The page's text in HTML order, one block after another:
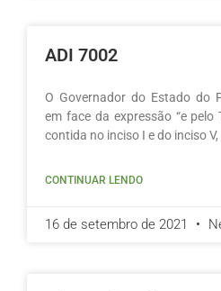
ADI 7002
O Governador do Estado do
em face da expressão “e pelo
contida no inciso I e do inciso V,
CONTINUAR LENDO
16 de setembro de 2021